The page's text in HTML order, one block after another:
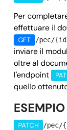
Per
effettuare il
GET /pec/
inviare il
oltre al
l'endpoint
quello
PATCH /pec/